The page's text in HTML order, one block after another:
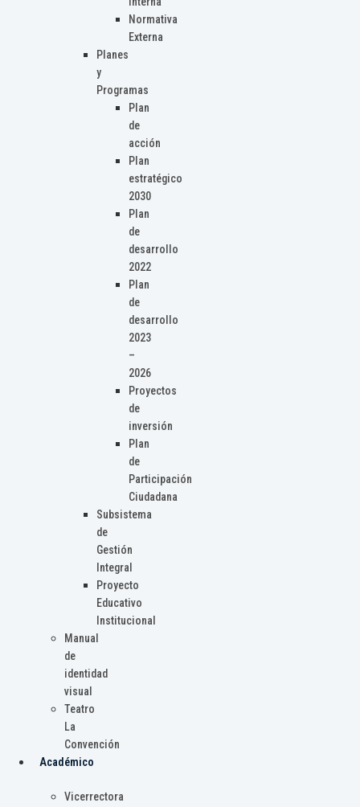
Normativa
Externa
Planes
y
Programas
Plan
de
acción
Plan
estratégico
2030
Plan
de
desarrollo
2022
Plan
de
desarrollo
2023
–
2026
Proyectos
de
inversión
Plan
de
Participación
Ciudadana
Subsistema
de
Gestión
Integral
Proyecto
Educativo
Institucional
Manual
de
identidad
visual
Teatro
La
Convención
Académico
Vicerrectora